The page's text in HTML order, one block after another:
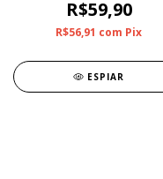
R$59,90
R$56,91 com Pix
ESPIAR